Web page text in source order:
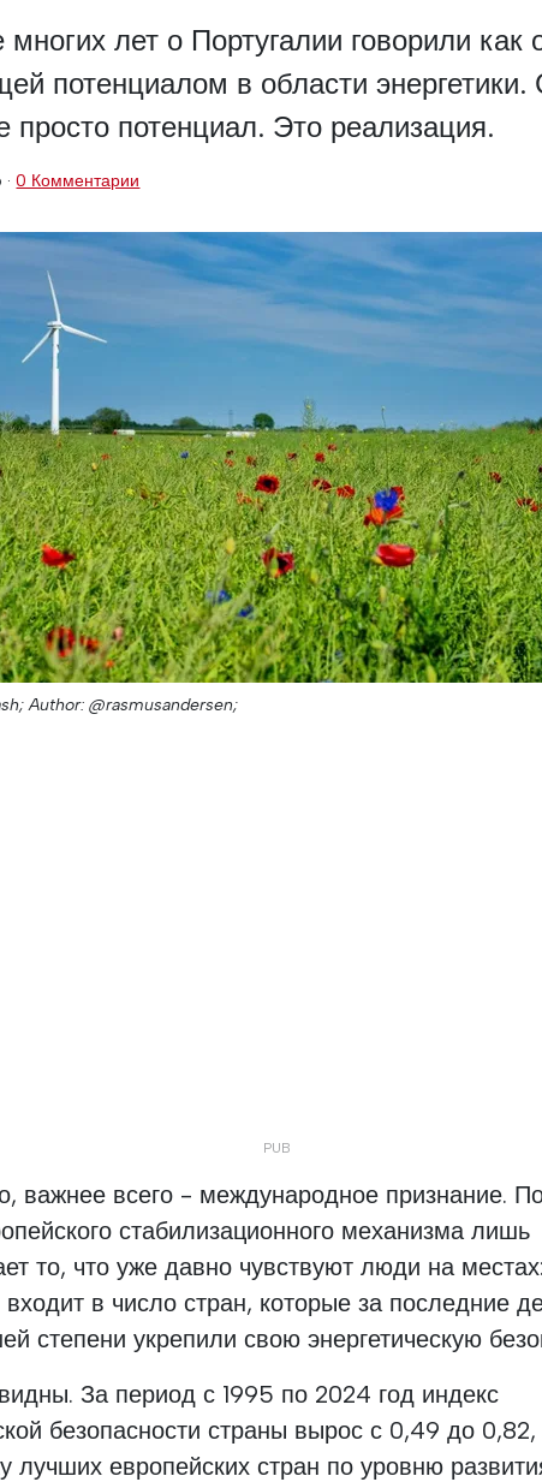
многих лет о Португалии говорили как
потенциалом в области энергетики.
просто потенциал. Это реализация.
·0 Комментарии
Author: @rasmusandersen;
важнее всего - международное признание.
стабилизационного механизма лишь
то, что уже давно чувствуют люди на местах:
входит в число стран, которые за последние
степени укрепили свою энергетическую
За период с 1995 по 2024 год индекс
безопасности страны вырос с 0,49 до 0,82,
лучших европейских стран по уровню